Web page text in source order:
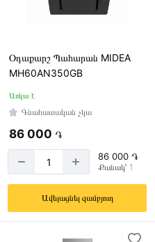
Օդաքարշ Պահարան MIDEA
MH60AN350GB
Առկա է
Գնահատական չկա
86 000 ֏
86 000 ֏
Քանակ՝ 1
Ավելացնել զամբյուղ